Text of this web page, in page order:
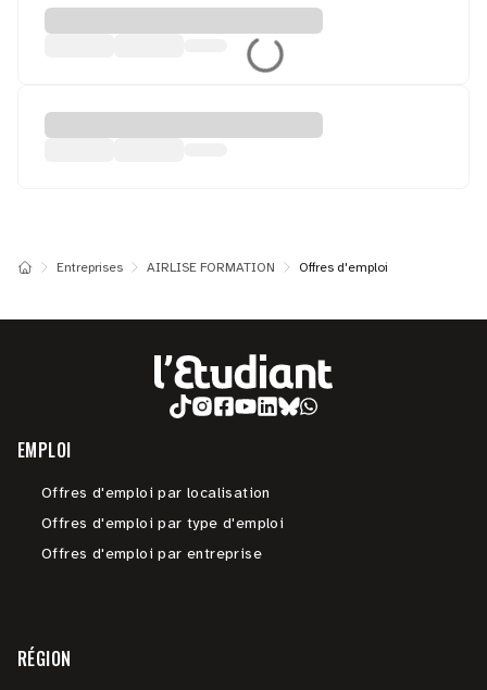
Entreprises AIRLISE FORMATION Offres d'emploi
EMPLOI
Offres d'emploi par localisation
Offres d'emploi par type d'emploi
Offres d'emploi par entreprise
RÉGION